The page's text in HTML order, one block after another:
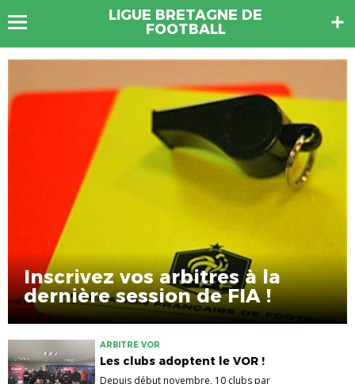
LIGUE BRETAGNE DE
FOOTBALL
Inscrivez vos arbitres à la
dernière session de FIA !
ARBITRE VOR
Les clubs adoptent le VOR !
Depuis début novembre, 10 clubs par